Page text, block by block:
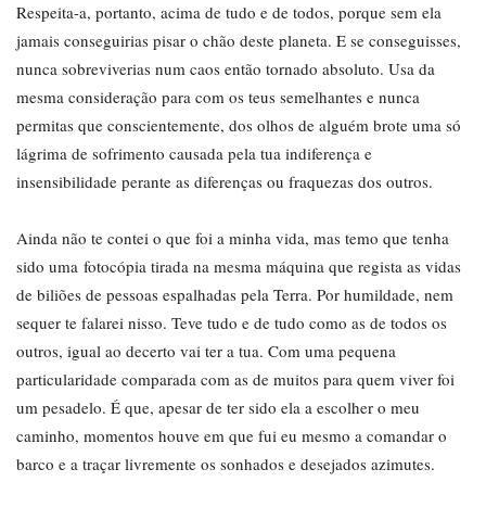
Respeita-a, portanto, acima de tudo e de todos, porque sem ela
jamais conseguirias pisar o chão deste planeta. E se conseguisses,
nunca sobreviverias num caos então tornado absoluto. Usa da
mesma consideração para com os teus semelhantes e nunca
permitas que conscientemente, dos olhos de alguém brote uma só
lágrima de sofrimento causada pela tua indiferença e
insensibilidade perante as diferenças ou fraquezas dos outros.
Ainda não te contei o que foi a minha vida, mas temo que tenha
sido uma fotocópia tirada na mesma máquina que regista as vidas
de biliões de pessoas espalhadas pela Terra. Por humildade, nem
sequer te falarei nisso. Teve tudo e de tudo como as de todos os
outros, igual ao decerto vai ter a tua. Com uma pequena
particularidade comparada com as de muitos para quem viver foi
um pesadelo. É que, apesar de ter sido ela a escolher o meu
caminho, momentos houve em que fui eu mesmo a comandar o
barco e a traçar livremente os sonhados e desejados azimutes.